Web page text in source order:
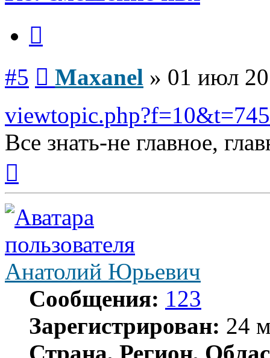
#5 Maxanel » 01 июл
Все знать-не главное,
началу
Анатолий Юрьевич
Сообщения: 123
Зарегистрирован: 24